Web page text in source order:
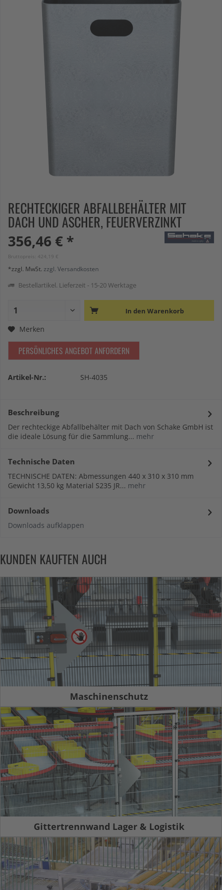
RECHTECKIGER ABFALLBEHÄLTER MIT
DACH UND ASCHER, FEUERVERZINKT
356,46 € *
Bruttopreis: 424,19 €
*zzgl. MwSt. zzgl. Versandkosten
Bestellartikel. Lieferzeit - 15-20 Werktage
In den Warenkorb
Merken
PERSÖNLICHES ANGEBOT ANFORDERN
Artikel-Nr.: SH-4035
Beschreibung
Der rechteckige Abfallbehälter mit Dach von Schake GmbH ist
die ideale Lösung für die Sammlung... mehr
Technische Daten
TECHNISCHE DATEN: Abmessungen 440 x 310 x 310 mm
Gewicht 13,50 kg Material S235 JR... mehr
Downloads
Downloads aufklappen
KUNDEN KAUFTEN AUCH
Maschinenschutz
Gittertrennwand Lager & Logistik